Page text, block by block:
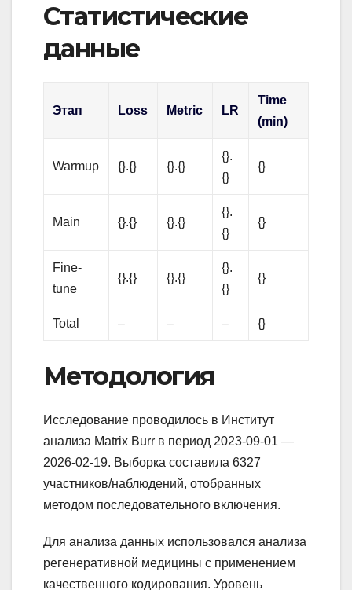
Статистические
данные
Этап Loss Metric LR
Time
(min)
Warmup {}.{} {}.{}
{}.
{}
{}
Main {}.{} {}.{}
{}.
{}
{}
Fine-
tune
{}.{} {}.{}
{}.
{}
{}
Total – – – {}
Методология
Исследование проводилось в Институт
анализа Matrix Burr в период 2023-09-01 —
2026-02-19. Выборка составила 6327
участников/наблюдений, отобранных
методом последовательного включения.
Для анализа данных использовался анализа
регенеративной медицины с применением
качественного кодирования. Уровень